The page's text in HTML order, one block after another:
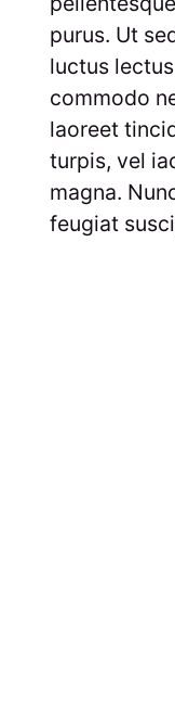
purus. Ut
luctus
commodo
laoreet
turpis, vel
magna.
feugiat